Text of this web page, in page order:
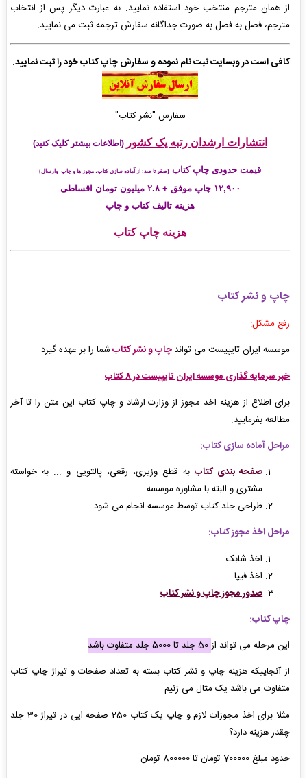
از همان مترجم منتخب خود استفاده نمایید. به عبارت دیگر پس از انتخاب
مترجم، فصل به فصل به صورت جداگانه سفارش ترجمه ثبت می نمایید.
کافی است در وبسایت ثبت نام نموده و سفارش چاپ کتاب خود را ثبت نمایید.
سفارس "نشر کتاب"
انتشارات ارشدان رتبه یک کشور (اطلاعات بیشتر کلیک کنید)
قیمت حدودی چاپ کتاب (صفر تا صد: از آماده سازی کتاب، مجوز ها و چاپ وارسال)
۱۲,۹۰۰ چاپ موفق + ۲.۸ میلیون تومان اقساطی
هزینه تالیف کتاب و چاپ
هزینه چاپ کتاب
چاپ و نشر کتاب
رفع مشکل:
موسسه ایران تایپیست می تواندچاپ و نشر کتابشما را بر عهده گیرد
خبر سرمایه گذاری موسسه ایران تایپیست در 8 کتاب
برای اطلاع از هزینه اخذ مجوز از وزارت ارشاد و چاپ کتاب این متن را تا آخر
مطالعه بفرمایید.
مراحل آماده سازی کتاب:
صفحه بندی کتاببه قطع وزیری، رقعی، پالتویی و ... به خواسته
مشتری و البته با مشاوره موسسه
طراحی جلد کتاب توسط موسسه انجام می شود
مراحل اخذ مجوز کتاب:
اخذ شابک
اخذ فیپا
صدور مجوز چاپ و نشر کتاب
چاپ کتاب:
این مرحله می تواند از50 جلد تا 5000 جلد متفاوت باشد
از آنجاییکه هزینه چاپ و نشر کتاب بسته به تعداد صفحات و تیراژ چاپ کتاب
متفاوت می باشد یک مثال می زنیم
مثلا برای اخذ مجوزات لازم و چاپ یک کتاب 250 صفحه ایی در تیراژ 30 جلد
چقدر هزینه دارد؟
حدود مبلغ 700000 تومان تا 800000 تومان